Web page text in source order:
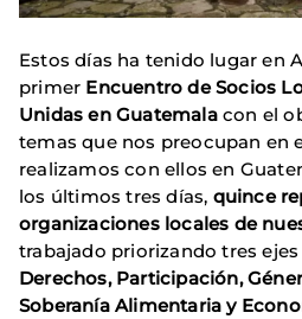
Estos días ha tenido lugar en
primer Encuentro de Socios
Unidas en Guatemalacon el
temas que nos preocupan en
realizamos con ellos en
los últimos tres días, quince
organizaciones locales de
trabajado priorizando tres
Derechos, Participación,
Soberanía Alimentaria y